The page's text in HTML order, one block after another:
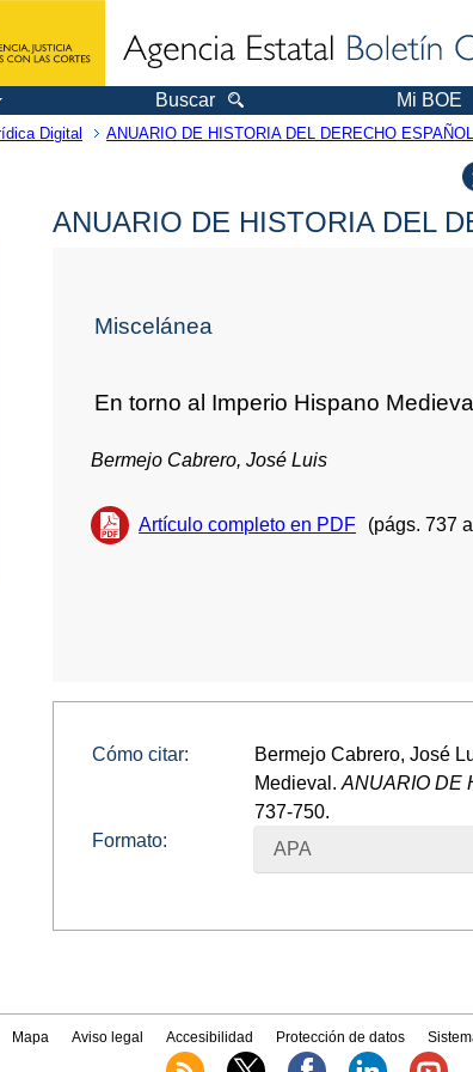
Buscar Mi BOE
Digital ANUARIO DE HISTORIA DEL DERECHO ESPAÑOL
ANUARIO DE HISTORIA DEL
Miscelánea
En torno al Imperio Hispano Medieval
Bermejo Cabrero, José Luis
Artículo completo en PDF (págs. 737
Cómo citar:
Bermejo Cabrero, José
Medieval.ANUARIO DE
737-750.
Formato:
APA
Mapa Aviso legal Accesibilidad Protección de datos